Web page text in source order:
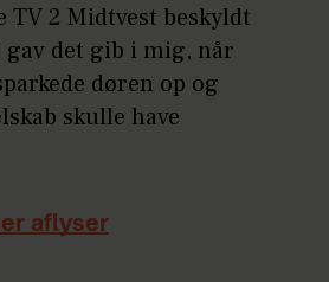
2 Midtvest beskyldt
det gib i mig, når
døren op og
skulle have
aflyser